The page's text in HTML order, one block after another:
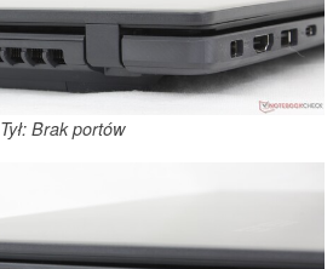
Tył: Brak portów